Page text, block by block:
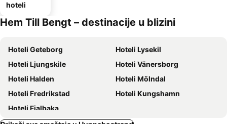
hoteli
Hem Till Bengt – destinacije u blizini
Hoteli Geteborg
Hoteli Lysekil
Hoteli Ljungskile
Hoteli Vänersborg
Hoteli Halden
Hoteli Mölndal
Hoteli Fredrikstad
Hoteli Kungshamn
Hoteli Fjalbaka